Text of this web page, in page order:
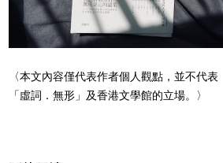
〈本文內容僅代表作者個人觀點，並不代表
「虛詞．無形」及香港文學館的立場。〉